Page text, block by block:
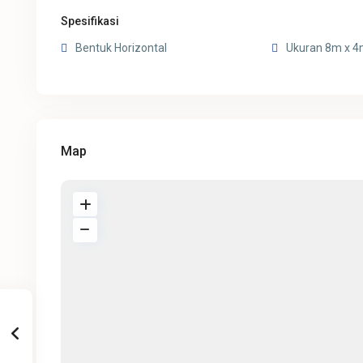
Spesifikasi
Bentuk Horizontal Ukuran 8m x
Map